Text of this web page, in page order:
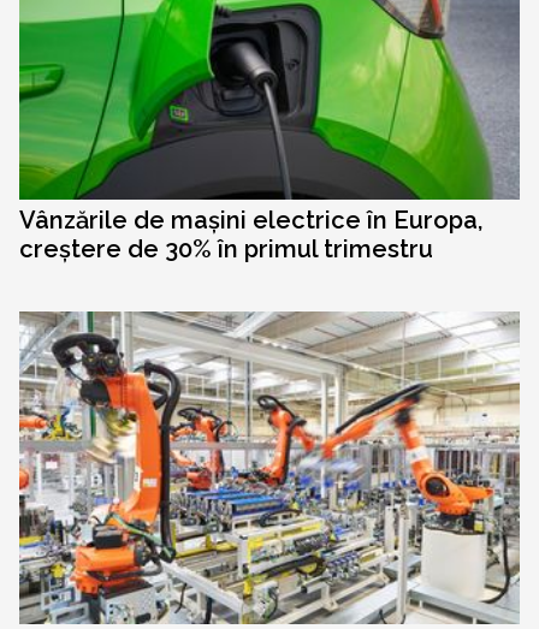
Vânzările de mașini electrice în Europa,
creștere de 30% în primul trimestru